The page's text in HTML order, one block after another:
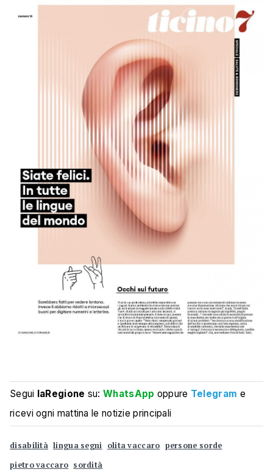
Segui laRegione su:WhatsApp oppure Telegram e
ricevi ogni mattina le notizie principali
disabilità lingua segni olita vaccaro persone sorde
pietro vaccaro sordità